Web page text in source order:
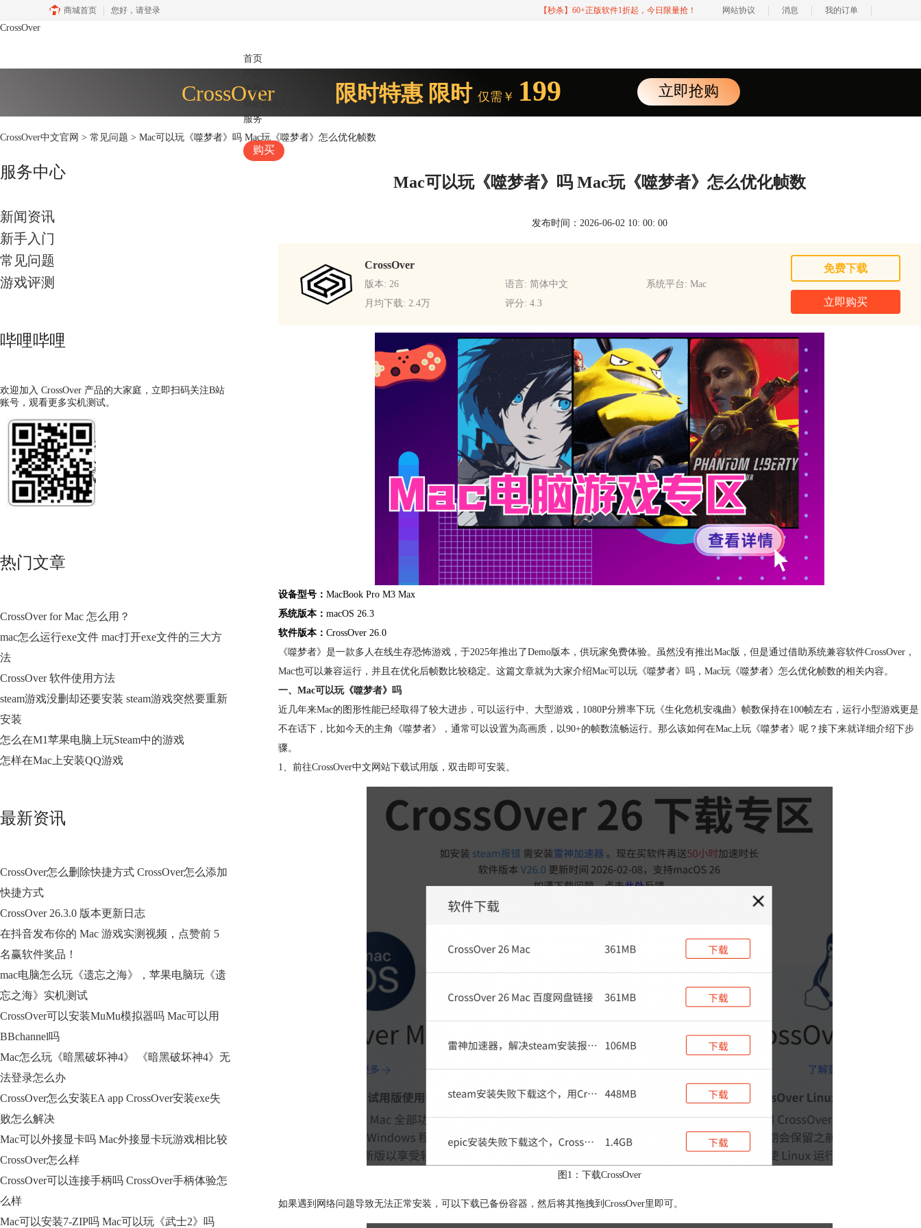
商城首页 您好， 请登录 【秒杀】60+正版软件1折起，今日限量抢！ 网站协议 消息 我的订单
CrossOver
首页
下载
Mac游戏大全
服务
购买
CrossOver 限时特惠 限时 仅需￥ 199 立即抢购
CrossOver中文官网 > 常见问题 > Mac可以玩《噬梦者》吗 Mac玩《噬梦者》怎么优化帧数
服务中心
新闻资讯
新手入门
常见问题
游戏评测
哔哩哔哩
欢迎加入 CrossOver 产品的大家庭，立即扫码关注B站
账号，观看更多实机测试。
热门文章
CrossOver for Mac 怎么用？
mac怎么运行exe文件 mac打开exe文件的三大方
法
CrossOver 软件使用方法
steam游戏没删却还要安装 steam游戏突然要重新
安装
怎么在M1苹果电脑上玩Steam中的游戏
怎样在Mac上安装QQ游戏
最新资讯
CrossOver怎么删除快捷方式 CrossOver怎么添加
快捷方式
CrossOver 26.3.0 版本更新日志
在抖音发布你的 Mac 游戏实测视频，点赞前 5
名赢软件奖品！
mac电脑怎么玩《遗忘之海》，苹果电脑玩《遗
忘之海》实机测试
CrossOver可以安装MuMu模拟器吗 Mac可以用
BBchannel吗
Mac怎么玩《暗黑破坏神4》 《暗黑破坏神4》无
法登录怎么办
CrossOver怎么安装EA app CrossOver安装exe失
败怎么解决
Mac可以外接显卡吗 Mac外接显卡玩游戏相比较
CrossOver怎么样
CrossOver可以连接手柄吗 CrossOver手柄体验怎
么样
Mac可以安装7-ZIP吗 Mac可以玩《武士2》吗
Mac可以玩《噬梦者》吗 Mac玩《噬梦者》怎么优化帧数
发布时间：2026-06-02 10: 00: 00
CrossOver
版本: 26 语言: 简体中文
系统平台: Mac
月均下载: 2.4万
评分: 4.3
免费下载
立即购买
设备型号： MacBook Pro M3 Max
系统版本： macOS 26.3
软件版本： CrossOver 26.0
《噬梦者》是一款多人在线生存恐怖游戏，于2025年推出了Demo版本，供玩家免费体验。虽然没有推出Mac版，但是通过借助系统兼容软件CrossOver，
Mac也可以兼容运行，并且在优化后帧数比较稳定。这篇文章就为大家介绍Mac可以玩《噬梦者》吗，Mac玩《噬梦者》怎么优化帧数的相关内容。
一、Mac可以玩《噬梦者》吗
近几年来Mac的图形性能已经取得了较大进步，可以运行中、大型游戏，1080P分辨率下玩《生化危机安魂曲》帧数保持在100帧左右，运行小型游戏更是
不在话下，比如今天的主角《噬梦者》，通常可以设置为高画质，以90+的帧数流畅运行。那么该如何在Mac上玩《噬梦者》呢？接下来就详细介绍下步
骤。
1、前往CrossOver中文网站下载试用版 ，双击即可安装。
图1：下载CrossOver
如果遇到网络问题导致无法正常安装，可以下载已备份容器，然后将其拖拽到CrossOver里即可。